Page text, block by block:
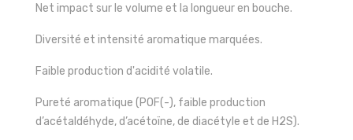
Net impact sur le volume et la longueur en bouche.
Diversité et intensité aromatique marquées.
Faible production d'acidité volatile.
Pureté aromatique (POF(-), faible production
d’acétaldéhyde, d’acétoïne, de diacétyle et de H2S).